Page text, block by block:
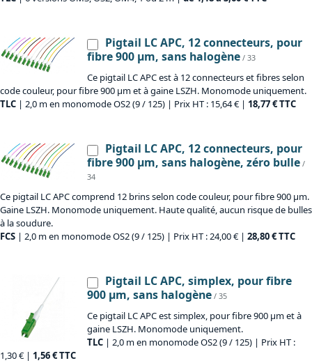
Pigtail LC APC, 12 connecteurs, pour
fibre 900 µm, sans halogène / 33
Ce pigtail LC APC est à 12 connecteurs et fibres selon
code couleur, pour fibre 900 µm et à gaine LSZH. Monomode uniquement.
TLC | 2,0 m en monomode OS2 (9 / 125) | Prix HT : 15,64 € | 18,77 € TTC
Pigtail LC APC, 12 connecteurs, pour
fibre 900 µm, sans halogène, zéro bulle /
34
Ce pigtail LC APC comprend 12 brins selon code couleur, pour fibre 900 µm.
Gaine LSZH. Monomode uniquement. Haute qualité, aucun risque de bulles
à la soudure.
FCS | 2,0 m en monomode OS2 (9 / 125) | Prix HT : 24,00 € | 28,80 € TTC
Pigtail LC APC, simplex, pour fibre
900 µm, sans halogène / 35
Ce pigtail LC APC est simplex, pour fibre 900 µm et à
gaine LSZH. Monomode uniquement.
TLC | 2,0 m en monomode OS2 (9 / 125) | Prix HT :
1,30 € | 1,56 € TTC